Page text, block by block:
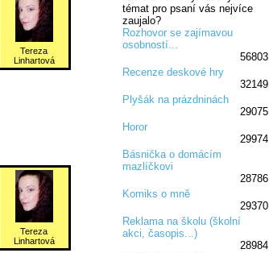
témat pro psaní vás nejvíce
zaujalo?
Rozhovor se zajímavou
osobností...
56803
Recenze deskové hry
32149
Plyšák na prázdninách
29075
Horor
29974
Básnička o domácím
mazlíčkovi
28786
Komiks o mně
29370
:D
Reklama na školu (školní
akci, časopis...)
28984
Tereza
Linhartová
Tereza
Linhartová